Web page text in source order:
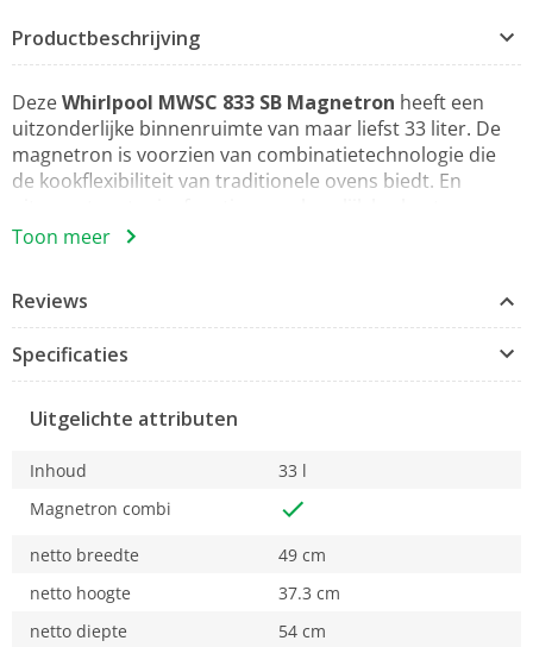
Productbeschrijving
DezeWhirlpool MWSC 833 SB Magnetron heeft een
uitzonderlijke binnenruimte van maar liefst 33 liter. De
magnetron is voorzien van combinatietechnologie die
de kookflexibiliteit van traditionele ovens biedt. En
quiches, taarten en pizza's. Met Jet Defrost kan je
XXL ovenruimte
Alle ruimte die je nodig hebt.
Deze Whirlpool microgolfoven beschikt over een XXL
ovenruimte, dus alle ruimte voor je culinaire
creativiteiten.
Altijd vers brood.
Dankzij de Bread Defrost functie kun je in een
krokant en heerlijk is alsof het net vers is gebakken, met
één druk op de knop.
Crisp
Toon meer
Reviews
Specificaties
Uitgelichte attributen
Inhoud
33 l
Magnetron combi
netto breedte
49 cm
netto hoogte
37.3 cm
netto diepte
54 cm